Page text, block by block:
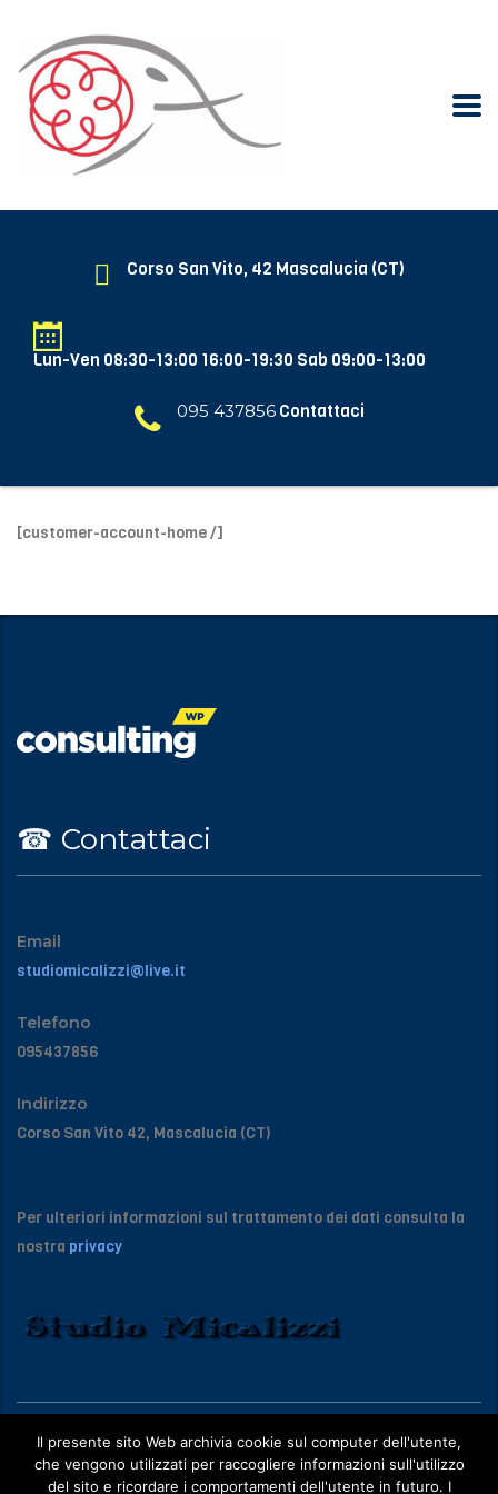
Corso San Vito, 42 Mascalucia (CT)
Lun-Ven 08:30-13:00 16:00-19:30 Sab 09:00-13:00
095 437856 Contattaci
[customer-account-home /]
☎︎ Contattaci
Email
studiomicalizzi@live.it
Telefono
095437856
Indirizzo
Corso San Vito 42, Mascalucia (CT)
Per ulteriori informazioni sul trattamento dei dati consulta la
nostra privacy
Copyright © 2016-2018 studiomicalizzi.it P.IVA 04351560877
Il presente sito Web archivia cookie sul computer dell'utente,
che vengono utilizzati per raccogliere informazioni sull'utilizzo
del sito e ricordare i comportamenti dell'utente in futuro. I